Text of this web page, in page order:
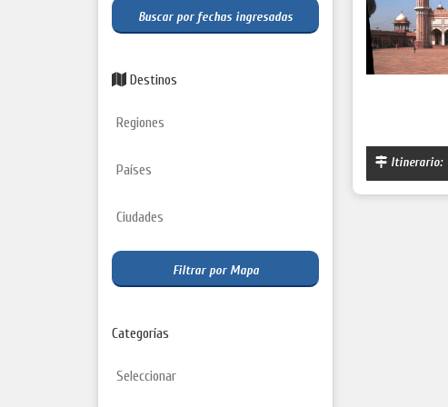
Itinerario:
Buscar por fechas ingresadas
Destinos
Filtrar por Mapa
Categorías